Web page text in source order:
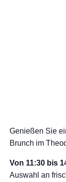
Genießen Sie
Brunch im
Von 11:30 bis
Auswahl an